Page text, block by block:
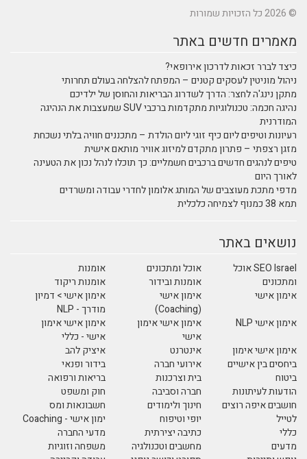
© 2026 כל הזכויות שמורות
מאמרים חדשים באתר
כיצד לברר זכאות לדרכון אירופאי?
ניהול מוניטין לעסקים קטנים – המפתח להצלחה בעולם תחרותי
מתקן נינג'ה לחצר: הדרך לשדרוג הבריאות והחוסן של ילדיכם
נהיגה חכמה: טכנולוגיות מתקדמות ברכבי SUV שמעצבות את הנהיגה
המודרנית
רעיונות וטיפים ליום כיף זוגי ליום הולדת – מתכננים חוויה בלתי נשכחת
מזגן רצפתי – פתרון מתקדם למיזוג אוויר מותאם אישית
טיפים לנהגים חדשים ברכבים חשמליים: כך תוכלו לנהל נכון את הטעינה
לאורך היום
מדפי מתכת מעוצבים של המותג אלומון לחדרי עבודה ומשרדים
תמא 38 כמנוף לצמיחה כלכלית
נושאים באתר
SEO Israel אוכל
ומתכונים
אוכל ומתכונים
אומנות
אומנות ובידור
אומנות ריקוד
אימון אישי
אימון אישי
(Coaching)
אימון אישי > דמיון
מודרך - NLP
אימון אישי NLP
אימון אישי אימון
אישי
אימון אישי אימון
אישי - כללי
אימון אישי אימון
ביחסים בין אישיים
אינטרנט
איציק להב
אירועי חברה
בידור ופנאי
ביטוח
בית וצרכנות
בריאות ורפואה
הודעות לעיתונות
חברה וסביבה
חוק ומשפט
חושבים איפה רוצים
לטייל
חינוך ולימודים
חשבונאות ומס
יופי וטיפוח
ימון אישי - Coaching
כללי
כתיבה יצירתית
מדעי החברה
מדעים
מחשבים וטכנולגיה
משפחה וזוגיות